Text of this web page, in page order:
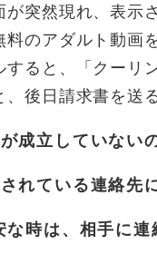
が突然現れ、表示
料のアダルト動画
すると、「クーリ
、後日請求書を送
成立していない
れている連絡先
時は、相手に連